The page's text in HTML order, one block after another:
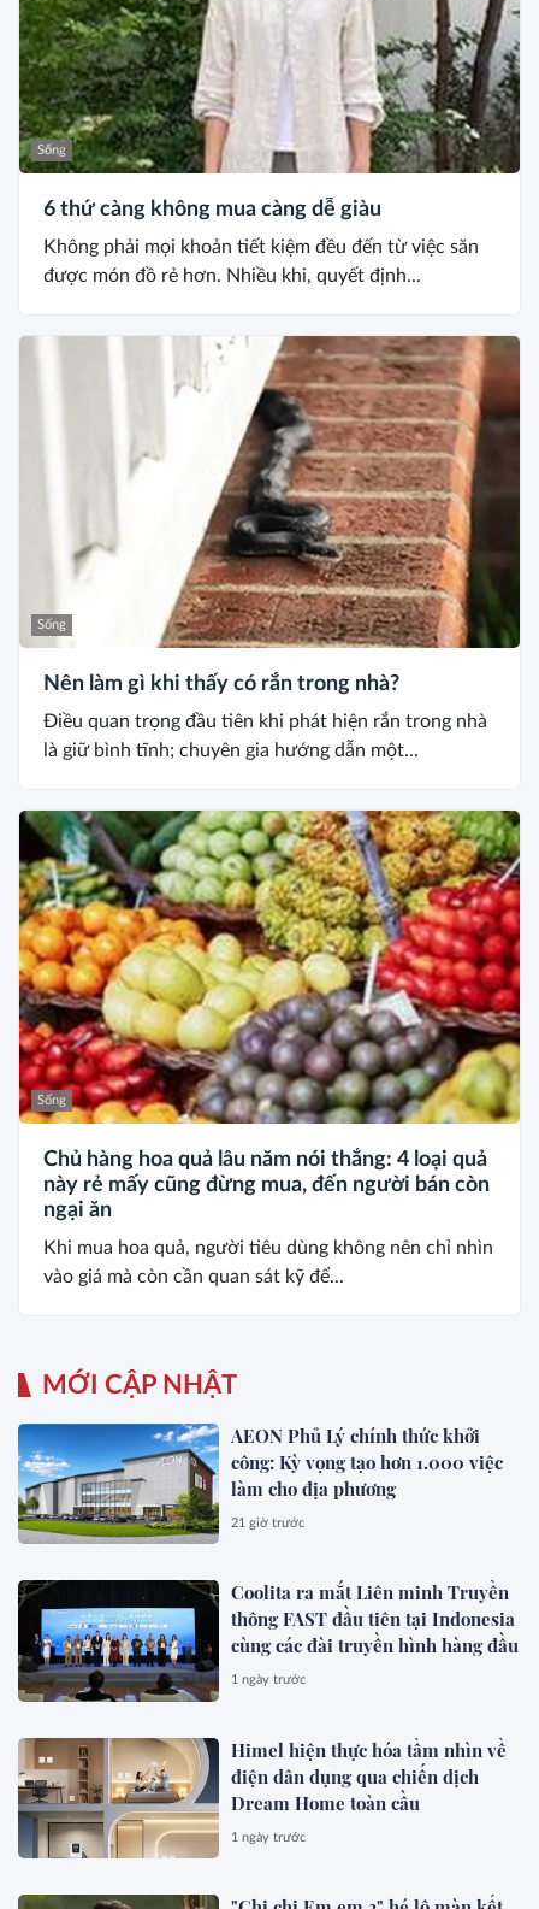
Sống
6 thứ càng không mua càng dễ giàu
Không phải mọi khoản tiết kiệm đều đến từ việc săn
được món đồ rẻ hơn. Nhiều khi, quyết định...
Sống
Nên làm gì khi thấy có rắn trong nhà?
Điều quan trọng đầu tiên khi phát hiện rắn trong nhà
là giữ bình tĩnh; chuyên gia hướng dẫn một...
Sống
Chủ hàng hoa quả lâu năm nói thẳng: 4 loại quả
này rẻ mấy cũng đừng mua, đến người bán còn
ngại ăn
Khi mua hoa quả, người tiêu dùng không nên chỉ nhìn
vào giá mà còn cần quan sát kỹ để...
MỚI CẬP NHẬT
AEON Phủ Lý chính thức khởi
công: Kỳ vọng tạo hơn 1.000 việc
làm cho địa phương
21 giờ trước
Coolita ra mắt Liên minh Truyền
thông FAST đầu tiên tại Indonesia
cùng các đài truyền hình hàng đầu
1 ngày trước
Himel hiện thực hóa tầm nhìn về
điện dân dụng qua chiến dịch
Dream Home toàn cầu
1 ngày trước